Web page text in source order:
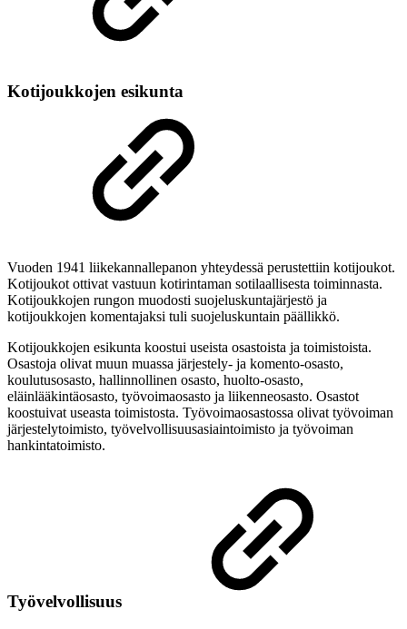
Kotijoukkojen esikunta
Vuoden 1941 liikekannallepanon yhteydessä perustettiin kotijoukot.
Kotijoukot ottivat vastuun kotirintaman sotilaallisesta toiminnasta.
Kotijoukkojen rungon muodosti suojeluskuntajärjestö ja
kotijoukkojen komentajaksi tuli suojeluskuntain päällikkö.
Kotijoukkojen esikunta koostui useista osastoista ja toimistoista.
Osastoja olivat muun muassa järjestely- ja komento-osasto,
koulutusosasto, hallinnollinen osasto, huolto-osasto,
eläinlääkintäosasto, työvoimaosasto ja liikenneosasto. Osastot
koostuivat useasta toimistosta. Työvoimaosastossa olivat työvoiman
järjestelytoimisto, työvelvollisuusasiaintoimisto ja työvoiman
hankintatoimisto.
Työvelvollisuus